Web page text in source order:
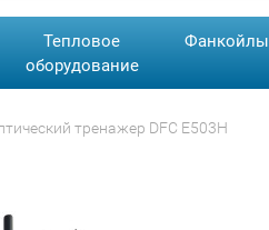
Тепловое
оборудование
Фанкойлы
тренажер DFC E503H